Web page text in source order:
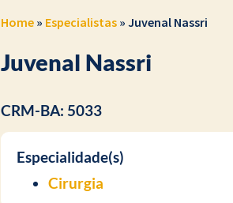
Home» Especialistas» Juvenal Nassri
Juvenal Nassri
CRM-BA: 5033
Especialidade(s)
Cirurgia